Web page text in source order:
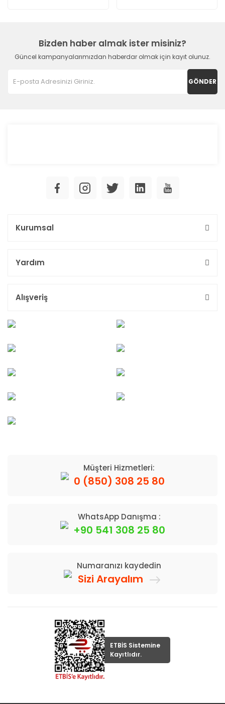
Bizden haber almak ister misiniz?
Güncel kampanyalarımızdan haberdar olmak için kayıt olunuz.
GÖNDER
Kurumsal
Yardım
Alışveriş
Müşteri Hizmetleri:
0 (850) 308 25 80
WhatsApp Danışma :
+90 541 308 25 80
Numaranızı kaydedin
Sizi Arayalım
ETBİS Sistemine
Kayıtlıdır.